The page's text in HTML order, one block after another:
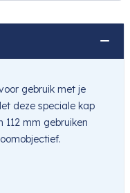
gebruik met je
deze speciale kap
mm gebruiken